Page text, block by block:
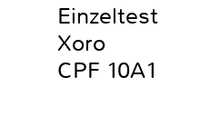
Einzeltest
Xoro
CPF 10A1